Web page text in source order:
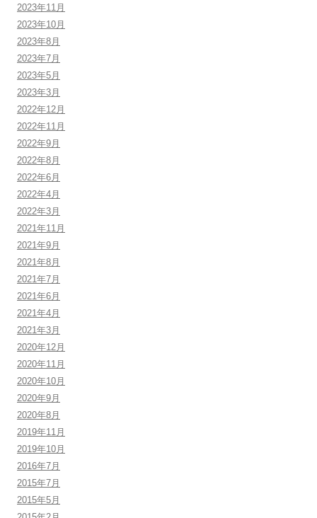
2023年11月
2023年10月
2023年8月
2023年7月
2023年5月
2023年3月
2022年12月
2022年11月
2022年9月
2022年8月
2022年6月
2022年4月
2022年3月
2021年11月
2021年9月
2021年8月
2021年7月
2021年6月
2021年4月
2021年3月
2020年12月
2020年11月
2020年10月
2020年9月
2020年8月
2019年11月
2019年10月
2016年7月
2015年7月
2015年5月